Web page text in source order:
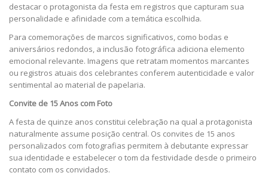
destacar o protagonista da festa em registros que capturam sua
personalidade e afinidade com a temática escolhida.
Para comemorações de marcos significativos, como bodas e
aniversários redondos, a inclusão fotográfica adiciona elemento
emocional relevante. Imagens que retratam momentos marcantes
ou registros atuais dos celebrantes conferem autenticidade e valor
sentimental ao material de papelaria.
Convite de 15 Anos com Foto
A festa de quinze anos constitui celebração na qual a protagonista
naturalmente assume posição central. Os convites de 15 anos
personalizados com fotografias permitem à debutante expressar
sua identidade e estabelecer o tom da festividade desde o primeiro
contato com os convidados.